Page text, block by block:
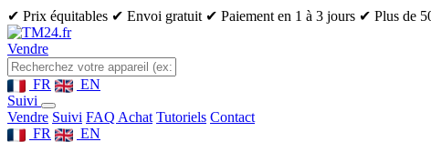
✔ Prix équitables ✔ Envoi gratuit ✔ Paiement en 1 à 3 jours ✔ Plus de
Vendre
FR
EN
Suivi
Vendre Suivi FAQ Achat Tutoriels Contact
FR
EN